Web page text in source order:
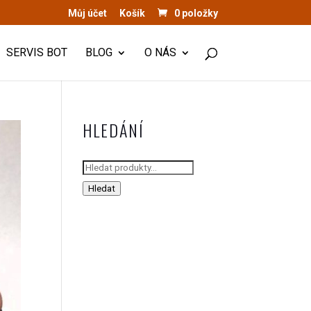
Můj účet Košík 0 položky
SERVIS BOT BLOG O NÁS
HLEDÁNÍ
Hledat:
Hledat